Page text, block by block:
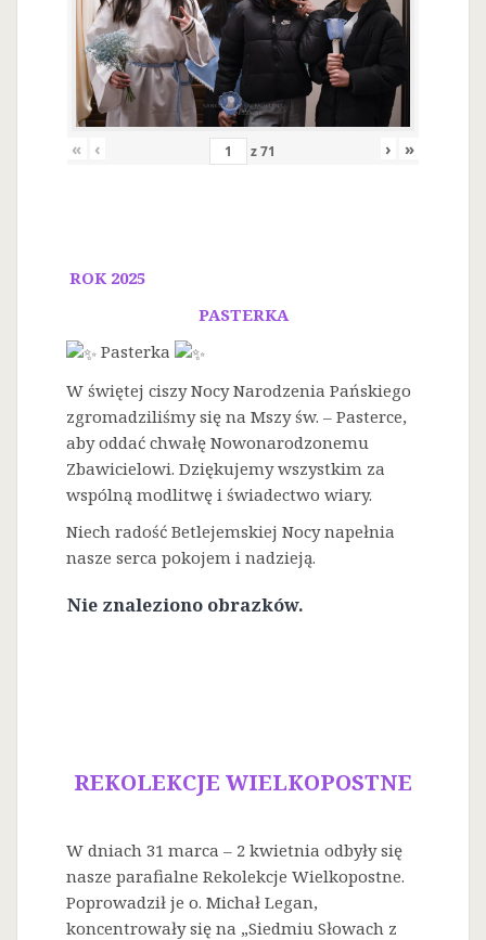
« ‹ z71 › »
ROK 2025
PASTERKA
Pasterka
W świętej ciszy Nocy Narodzenia Pańskiego
zgromadziliśmy się na Mszy św. – Pasterce,
aby oddać chwałę Nowonarodzonemu
Zbawicielowi. Dziękujemy wszystkim za
wspólną modlitwę i świadectwo wiary.
Niech radość Betlejemskiej Nocy napełnia
nasze serca pokojem i nadzieją.
Nie znaleziono obrazków.
REKOLEKCJE WIELKOPOSTNE
W dniach 31 marca – 2 kwietnia odbyły się
nasze parafialne Rekolekcje Wielkopostne.
Poprowadził je o. Michał Legan,
koncentrowały się na „Siedmiu Słowach z